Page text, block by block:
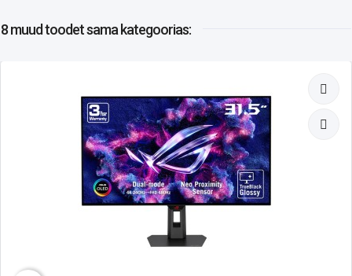
8 muud toodetsama kategoorias: